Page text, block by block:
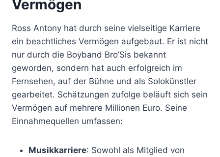
Vermögen
Ross Antony hat durch seine vielseitige Karriere
ein beachtliches Vermögen aufgebaut. Er ist nicht
nur durch die Boyband Bro’Sis bekannt
geworden, sondern hat auch erfolgreich im
Fernsehen, auf der Bühne und als Solokünstler
gearbeitet. Schätzungen zufolge beläuft sich sein
Vermögen auf mehrere Millionen Euro. Seine
Einnahmequellen umfassen:
Musikkarriere: Sowohl als Mitglied von